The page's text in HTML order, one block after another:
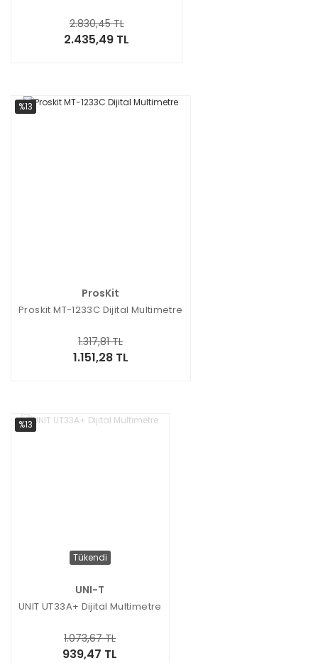
2.435,49 TL
2.830,45 TL
%13
ProsKit
Proskit MT-1233C Dijital Multimetre
1.151,28 TL
1.317,81 TL
%13
Tükendi
UNI-T
UNIT UT33A+ Dijital Multimetre
939,47 TL
1.073,67 TL